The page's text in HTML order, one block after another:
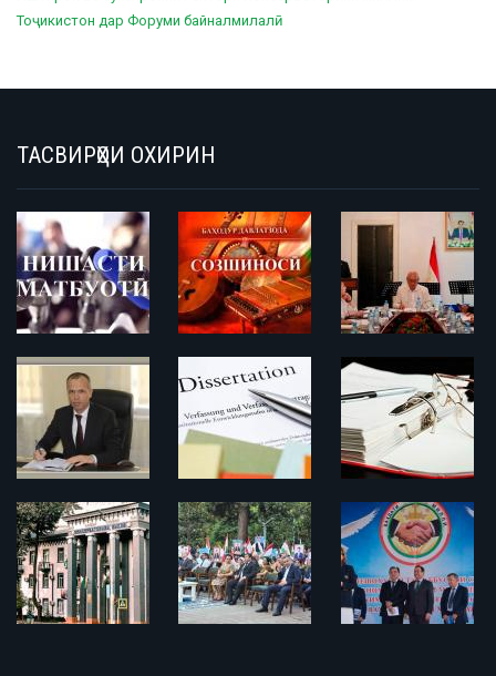
Тоҷикистон дар Форуми байналмилалӣ
ТАСВИРҲОИ ОХИРИН